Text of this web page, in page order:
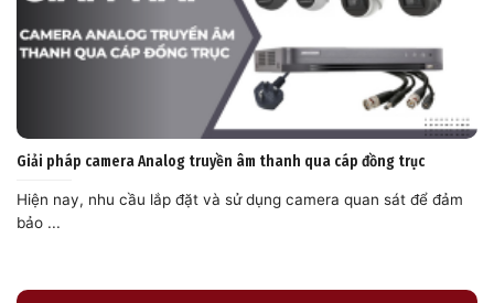
Giải pháp camera Analog truyền âm thanh qua cáp đồng trục
Hiện nay, nhu cầu lắp đặt và sử dụng camera quan sát để đảm
bảo ...